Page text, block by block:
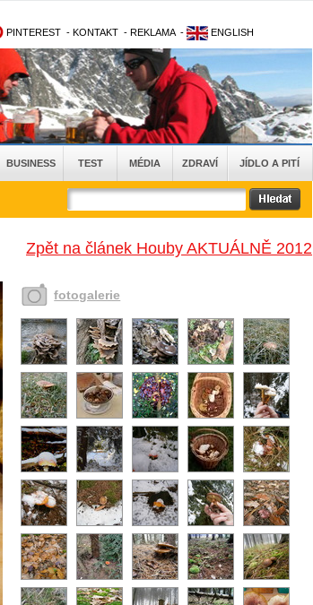
PINTEREST - KONTAKT - REKLAMA - ENGLISH
BUSINESS TEST MÉDIA ZDRAVÍ JÍDLO A PITÍ
Zpět na článek Houby AKTUÁLNĚ 2012
fotogalerie